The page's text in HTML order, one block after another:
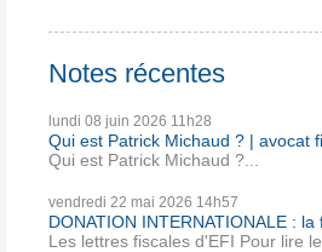
Notes récentes
lundi 08 juin 2026 11h28
Qui est Patrick Michaud ? | avocat
Qui est Patrick Michaud ?...
vendredi 22 mai 2026 14h57
DONATION INTERNATIONALE : la
Les lettres fiscales d'EFI Pour lire